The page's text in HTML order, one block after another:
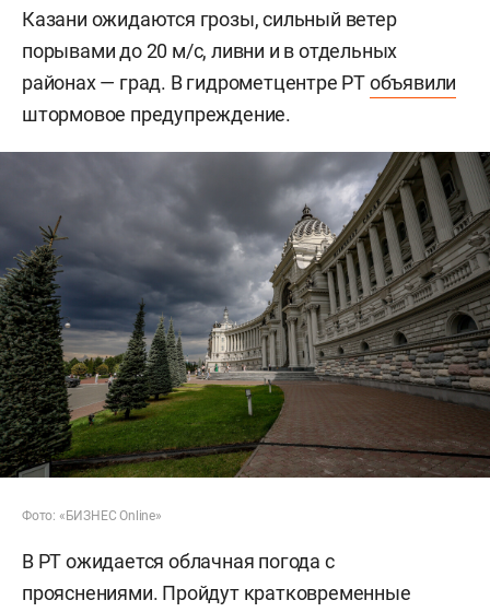
Казани ожидаются грозы, сильный ветер
порывами до 20 м/c, ливни и в отдельных
районах — град. В гидрометцентре РТобъявили
штормовое предупреждение.
Фото: «БИЗНЕС Online»
В РТ ожидается облачная погода с
прояснениями. Пройдут кратковременные